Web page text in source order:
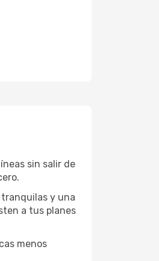
sin salir de
y una
a tus planes
menos